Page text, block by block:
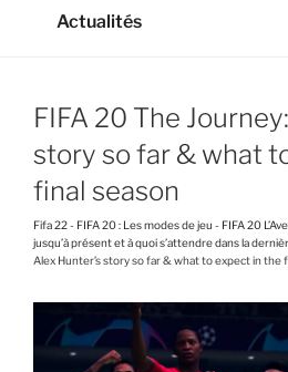
Actualités
FIFA 20 The
story so far & what
final season
Fifa 22- FIFA 20 : Les modes de jeu - FIFA 20
jusqu’à présent et à quoi s’attendre dans la
Alex Hunter’s story so far & what to expect in the